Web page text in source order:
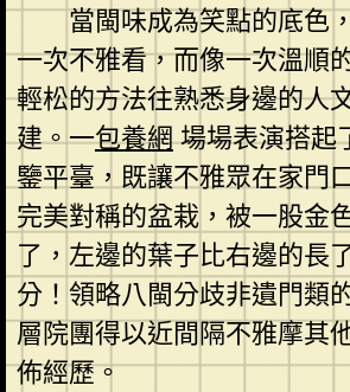
當閩味成為笑點的底色
一次不雅看，而像一次溫順
輕松的方法往熟悉身邊的人
建。一包養網場場表演搭起
鑒平臺，既讓不雅眾在家門
完美對稱的盆栽，被一股金
了，左邊的葉子比右邊的長
分！領略八閩分歧非遺門類
層院團得以近間隔不雅摩其
佈經歷。